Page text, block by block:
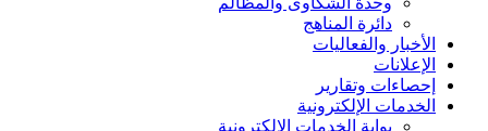
دائرة المناهج
الأخبار والفعاليات
الإعلانات
إحصاءات وتقارير
الخدمات الإلكترونية
بوابة الخدمات الإلكترونية